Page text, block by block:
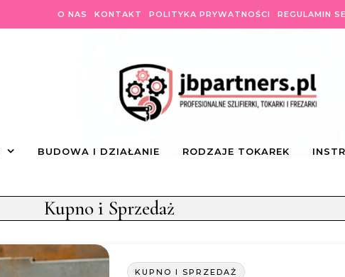
O NAS KONTAKT POLITYKA PRYWATNOŚCI REGULAMIN
BUDOWA I DZIAŁANIE RODZAJE TOKAREK
Kupno i Sprzedaż
KUPNO I SPRZEDAŻ